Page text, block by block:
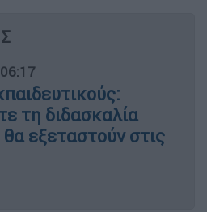
τη διδασκαλία
εξεταστούν στις